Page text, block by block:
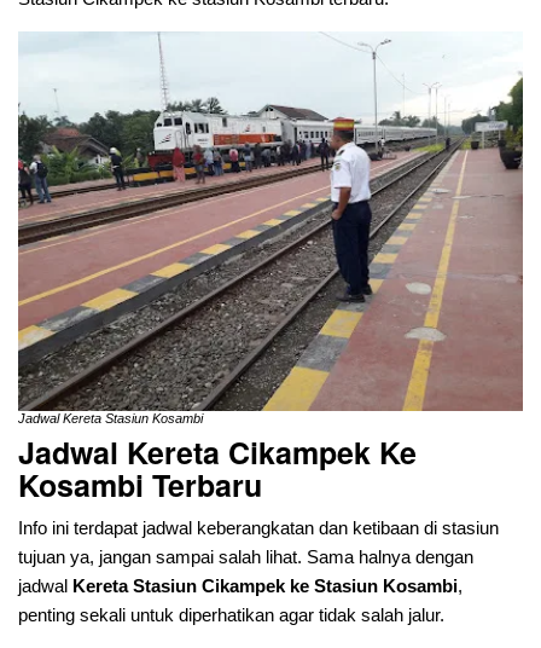
Jadwal Kereta Stasiun Kosambi
Jadwal Kereta Cikampek Ke
Kosambi Terbaru
Info ini terdapat jadwal keberangkatan dan ketibaan di stasiun
tujuan ya, jangan sampai salah lihat. Sama halnya dengan
jadwal Kereta Stasiun Cikampek ke Stasiun Kosambi,
penting sekali untuk diperhatikan agar tidak salah jalur.